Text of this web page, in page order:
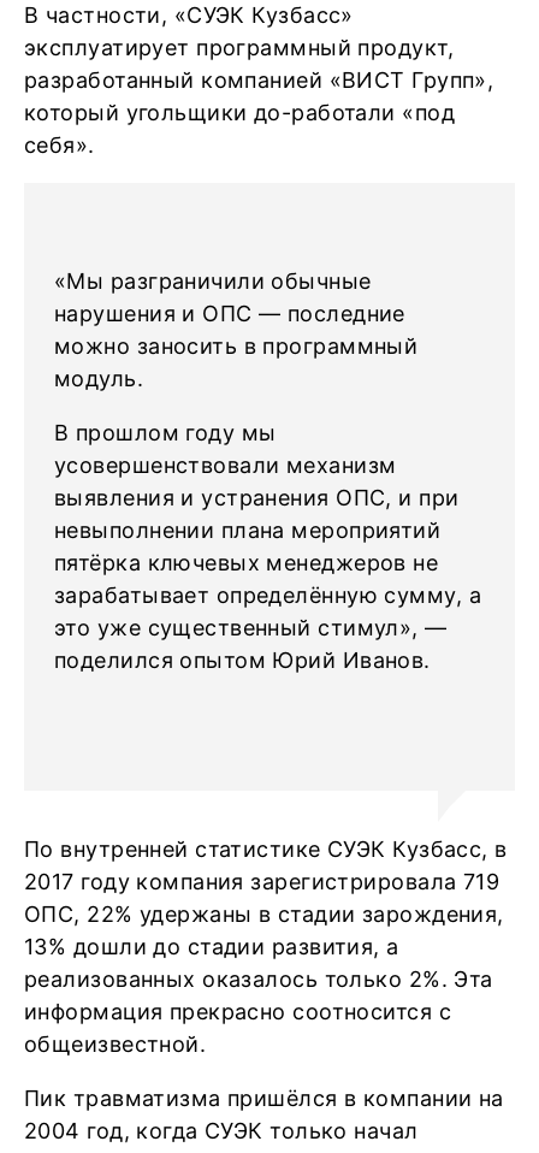
В частности, «СУЭК Кузбасс»
эксплуатирует программный продукт,
разработанный компанией «ВИСТ Групп»,
который угольщики до-работали «под
себя».
«Мы разграничили обычные
нарушения и ОПС — последние
можно заносить в программный
модуль.
В прошлом году мы
усовершенствовали механизм
выявления и устранения ОПС, и при
невыполнении плана мероприятий
пятёрка ключевых менеджеров не
зарабатывает определённую сумму, а
это уже существенный стимул», —
поделился опытом Юрий Иванов.
По внутренней статистике СУЭК Кузбасс, в
2017 году компания зарегистрировала 719
ОПС, 22% удержаны в стадии зарождения,
13% дошли до стадии развития, а
реализованных оказалось только 2%. Эта
информация прекрасно соотносится с
общеизвестной.
Пик травматизма пришёлся в компании на
2004 год, когда СУЭК только начал